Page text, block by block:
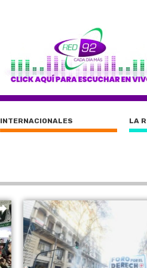
INTERNACIONALES LA